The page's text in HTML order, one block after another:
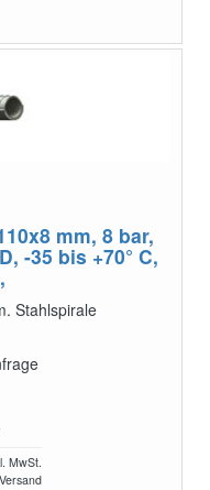
mm, 8 bar,
-35 bis +70° C,
Stahlspirale
MwSt.